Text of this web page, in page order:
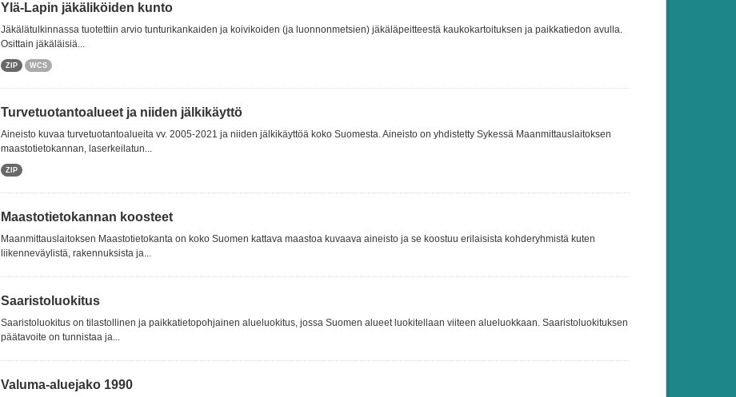
Ylä-Lapin jäkäliköiden kunto
Jäkälätulkinnassa tuotettiin arvio tunturikankaiden ja koivikoiden (ja luonnonmetsien) jäkäläpeitteestä kaukokartoituksen ja paikkatiedon avulla.
Osittain jäkäläisiä...
ZIP WCS
Turvetuotantoalueet ja niiden jälkikäyttö
Aineisto kuvaa turvetuotantoalueita vv. 2005-2021 ja niiden jälkikäyttöä koko Suomesta. Aineisto on yhdistetty Sykessä Maanmittauslaitoksen
maastotietokannan, laserkeilatun...
ZIP
Maastotietokannan koosteet
Maanmittauslaitoksen Maastotietokanta on koko Suomen kattava maastoa kuvaava aineisto ja se koostuu erilaisista kohderyhmistä kuten
liikenneväylistä, rakennuksista ja...
Saaristoluokitus
Saaristoluokitus on tilastollinen ja paikkatietopohjainen alueluokitus, jossa Suomen alueet luokitellaan viiteen alueluokkaan. Saaristoluokituksen
päätavoite on tunnistaa ja...
Valuma-aluejako 1990